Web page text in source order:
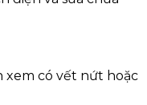
xem có vết nứt hoặc